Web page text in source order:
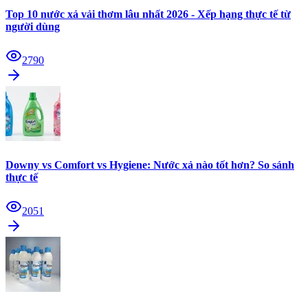
Top 10 nước xả vải thơm lâu nhất 2026 - Xếp hạng thực tế từ
người dùng
2790
Downy vs Comfort vs Hygiene: Nước xả nào tốt hơn? So sánh
thực tế
2051